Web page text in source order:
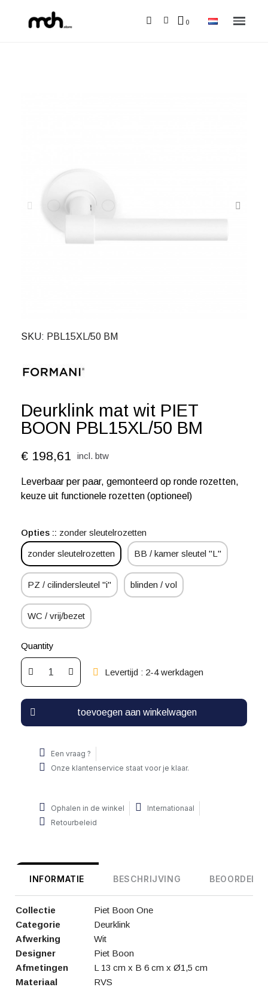
SKU PBL15XL/50 BM
Deurklink mat wit PIET
BOON PBL15XL/50 BM
€ 198,61 incl. btw
Leverbaar per paar, gemonteerd op ronde rozetten,
keuze uit functionele rozetten (optioneel)
Opties : zonder sleutelrozetten
zonder sleutelrozetten BB / kamer sleutel "L"
PZ / cilindersleutel "i" blinden / vol
WC / vrij/bezet
Quantity
Levertijd : 2-4 werkdagen
toevoegen aan winkelwagen
Een vraag ?
Onze klantenservice staat voor je klaar.
Ophalen in de winkel
Internationaal
Retourbeleid
INFORMATIE BESCHRIJVING
Collectie
Piet Boon One
Categorie
Deurklink
Afwerking
Wit
Designer
Piet Boon
Afmetingen
L 13 cm x B 6 cm x Ø1,5 cm
Materiaal
RVS